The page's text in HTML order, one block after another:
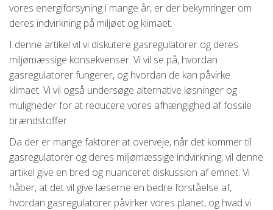
vores energiforsyning i mange år, er der bekymringer om
deres indvirkning på miljøet og klimaet.
I denne artikel vil vi diskutere gasregulatorer og deres
miljømæssige konsekvenser. Vi vil se på, hvordan
gasregulatorer fungerer, og hvordan de kan påvirke
klimaet. Vi vil også undersøge alternative løsninger og
muligheder for at reducere vores afhængighed af fossile
brændstoffer.
Da der er mange faktorer at overveje, når det kommer til
gasregulatorer og deres miljømæssige indvirkning, vil denne
artikel give en bred og nuanceret diskussion af emnet. Vi
håber, at det vil give læserne en bedre forståelse af,
hvordan gasregulatorer påvirker vores planet, og hvad vi